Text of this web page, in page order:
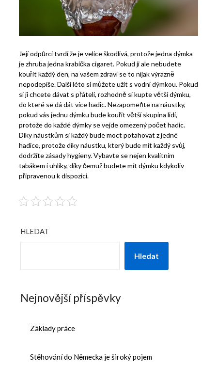
Její odpůrci tvrdí že je velice škodlivá, protože jedna dýmka
je zhruba jedna krabička cigaret. Pokud ji ale nebudete
kouřit každý den, na vašem zdraví se to nijak výrazně
nepodepíše. Další léto si můžete užít s vodní dýmkou. Pokud
si ji chcete dávat s přáteli, rozhodně si kupte větší dýmku,
do které se dá dát více hadic. Nezapomeňte na náustky,
pokud vás jednu dýmku bude kouřit větší skupina lidí,
protože do každé dýmky se vejde omezený počet hadic.
Díky náustkům si každý bude moct potahovat z jedné
hadice, protože díky náustku, který bude mít každý svůj,
dodržíte zásady hygieny. Vybavte se nejen kvalitním
tabákem i uhlíky, díky čemuž budete mít dýmku kdykoliv
připravenou k dispozici.
HLEDAT
Hledat
Nejnovější příspěvky
Základy práce
Stěhování do Německa je široký pojem